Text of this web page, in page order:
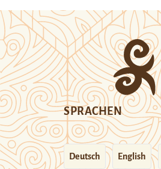
SPRACHEN
Deutsch English